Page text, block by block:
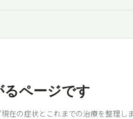
るページです
在の症状とこれまでの治療を整理しま